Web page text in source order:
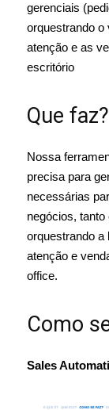
gerenciais
orquestrando o
atenção e as
escritório
Que faz?
Nossa
precisa para
necessárias
negócios,
orquestrando a
atenção e
office.
Como
Sales